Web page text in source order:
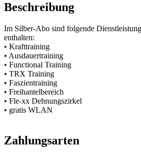
Beschreibung
Im Silber-Abo sind folgende
enthalten:
• Krafttraining
• Ausdauertraining
• Functional Training
• TRX Training
• Faszientraining
• Freihantelbereich
• Fle-xx Dehnungszirkel
• gratis WLAN
Zahlungsarten